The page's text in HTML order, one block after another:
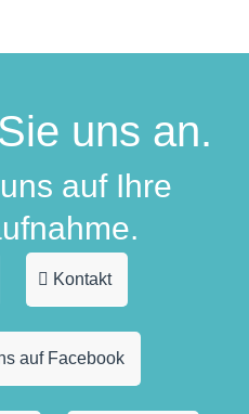
uns an.
auf Ihre
Kontakt
auf Facebook